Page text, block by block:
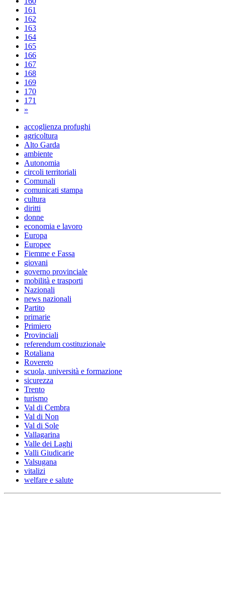
161
162
163
164
165
166
167
168
169
170
171
»
accoglienza profughi
agricoltura
Alto Garda
ambiente
Autonomia
circoli territoriali
Comunali
comunicati stampa
cultura
diritti
donne
economia e lavoro
Europa
Europee
Fiemme e Fassa
giovani
governo provinciale
mobilità e trasporti
Nazionali
news nazionali
Partito
primarie
Primiero
Provinciali
referendum costituzionale
Rotaliana
Rovereto
scuola, università e formazione
sicurezza
Trento
turismo
Val di Cembra
Val di Non
Val di Sole
Vallagarina
Valle dei Laghi
Valli Giudicarie
Valsugana
vitalizi
welfare e salute